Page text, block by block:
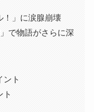
！」に涙腺崩壊
で物語がさらに深
ント
ト